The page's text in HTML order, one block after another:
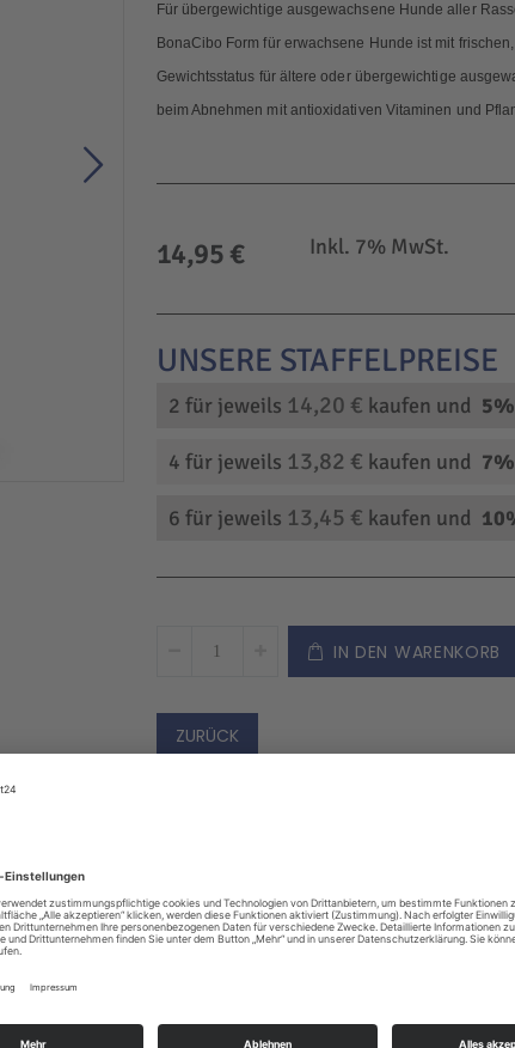
Für übergewichtige ausgewachsene Hunde aller
BonaCibo Form für erwachsene Hunde ist mit
Gewichtsstatus für ältere oder übergewichtige
beim Abnehmen mit antioxidativen Vitaminen und
14,95 € Inkl. 7% MwSt.
2 für jeweils 14,20 € kaufen und 5
4 für jeweils 13,82 € kaufen und 7
6 für jeweils 13,45 € kaufen und 10
IN DEN WARENKORB
ZURÜCK